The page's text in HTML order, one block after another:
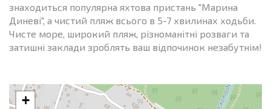
знаходиться популярна яхтова пристань "Марина
Диневі", а чистий пляж всього в 5-7 хвилинах ходьби.
Чисте море, широкий пляж, різноманітні розваги та
затишні заклади зроблять ваш відпочинок незабутнім!
+